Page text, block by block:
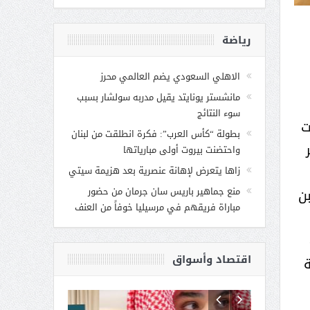
رياضة
الاهلي السعودي يضم العالمي محرز
مانشستر يونايتد يقيل مدربه سولشار بسبب
سوء النتائج
بطولة “كأس العرب”: فكرة انطلقت من لبنان
واحتضنت بيروت أولى مبارياتها
زاها يتعرض لإهانة عنصرية بعد هزيمة سيتي
منع جماهير باريس سان جرمان من حضور
مباراة فريقهم في مرسيليا خوفاً من العنف
اقتصاد وأسواق